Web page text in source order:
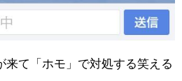
来て「ホモ」で対処する笑える